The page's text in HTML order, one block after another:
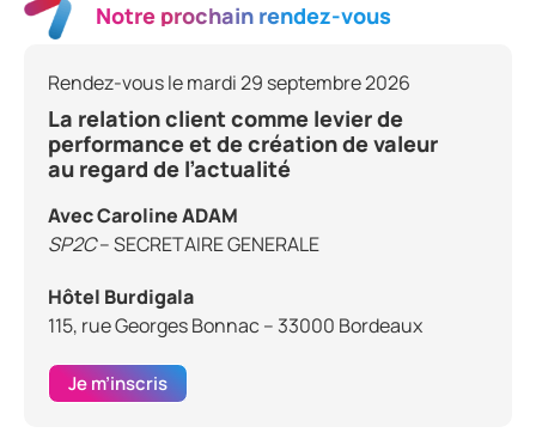
Notre prochain rendez-vous
Rendez-vous le mardi 29 septembre 2026
La relation client comme levier de
performance et de création de valeur
au regard de l’actualité
Avec Caroline ADAM
SP2C– SECRETAIRE GENERALE
Hôtel Burdigala
115, rue Georges Bonnac – 33000 Bordeaux
Je m’inscris